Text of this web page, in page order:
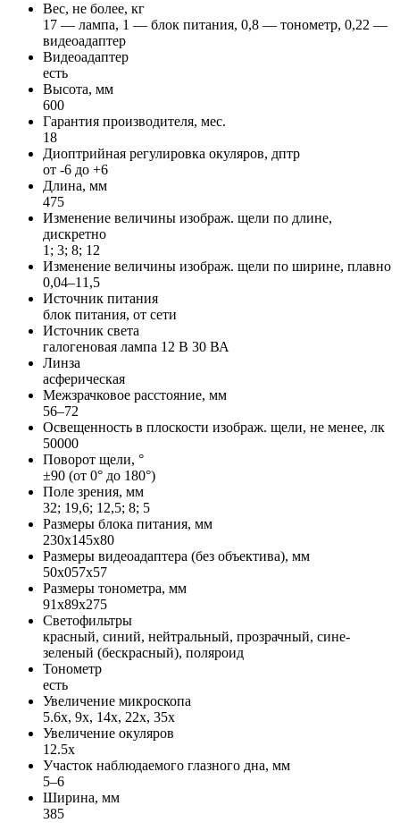
Вес, не более, кг
17 — лампа, 1 — блок питания, 0,8 — тонометр, 0,22 —
видеоадаптер
Видеоадаптер
есть
Высота, мм
600
Гарантия производителя, мес.
18
Диоптрийная регулировка окуляров, дптр
от -6 до +6
Длина, мм
475
Изменение величины изображ. щели по длине,
дискретно
1; 3; 8; 12
Изменение величины изображ. щели по ширине, плавно
0,04–11,5
Источник питания
блок питания, от сети
Источник света
галогеновая лампа 12 В 30 ВА
Линза
асферическая
Межзрачковое расстояние, мм
56–72
Освещенность в плоскости изображ. щели, не менее, лк
50000
Поворот щели, °
±90 (от 0° до 180°)
Поле зрения, мм
32; 19,6; 12,5; 8; 5
Размеры блока питания, мм
230x145x80
Размеры видеоадаптера (без объектива), мм
50x057x57
Размеры тонометра, мм
91x89x275
Светофильтры
красный, синий, нейтральный, прозрачный, сине-
зеленый (бескрасный), поляроид
Тонометр
есть
Увеличение микроскопа
5.6x, 9x, 14x, 22x, 35x
Увеличение окуляров
12.5x
Участок наблюдаемого глазного дна, мм
5–6
Ширина, мм
385